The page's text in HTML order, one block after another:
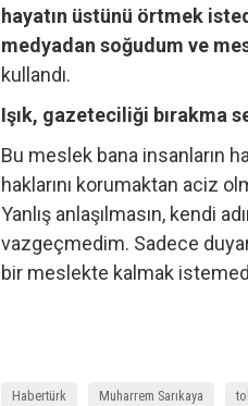
hayatın üstünü örtmek
medyadan soğudum ve
kullandı.
Işık, gazeteciliği bırakma
Bu meslek bana insanların
haklarını korumaktan aciz
Yanlış anlaşılmasın, kendi
vazgeçmedim. Sadece
bir meslekte kalmak
Habertürk Muharrem Sarıkaya